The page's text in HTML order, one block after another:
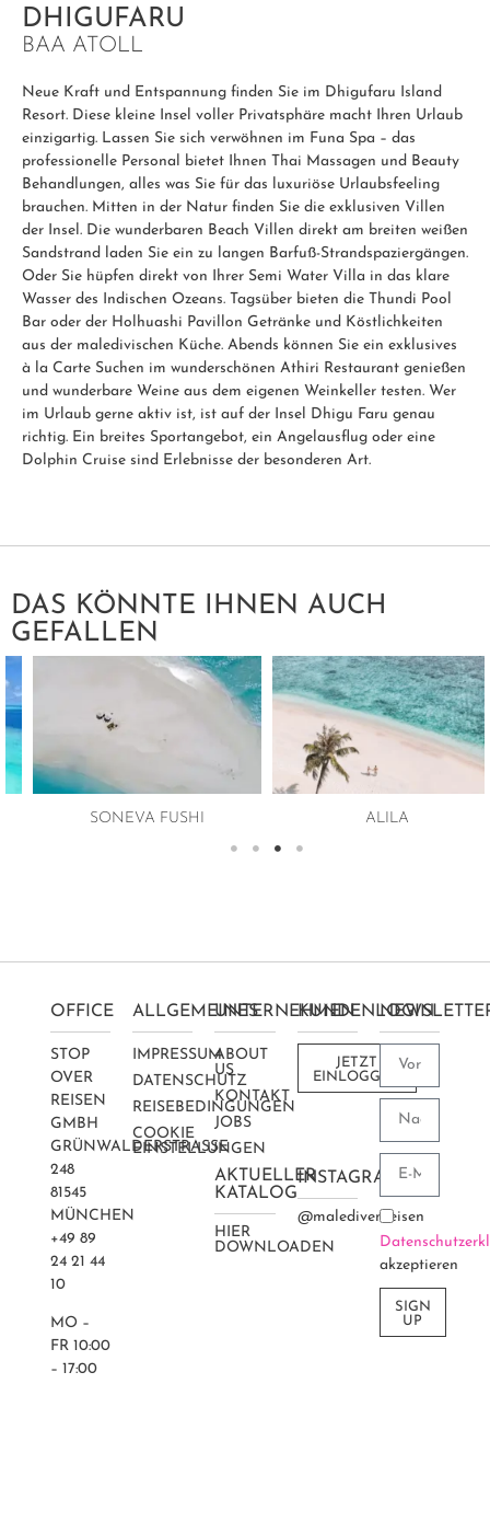
DHIGUFARU
BAA ATOLL
Neue Kraft und Entspannung finden Sie im Dhigufaru Island
Resort. Diese kleine Insel voller Privatsphäre macht Ihren Urlaub
einzigartig. Lassen Sie sich verwöhnen im Funa Spa – das
professionelle Personal bietet Ihnen Thai Massagen und Beauty
Behandlungen, alles was Sie für das luxuriöse Urlaubsfeeling
brauchen. Mitten in der Natur finden Sie die exklusiven Villen
der Insel. Die wunderbaren Beach Villen direkt am breiten weißen
Sandstrand laden Sie ein zu langen Barfuß-Strandspaziergängen.
Oder Sie hüpfen direkt von Ihrer Semi Water Villa in das klare
Wasser des Indischen Ozeans. Tagsüber bieten die Thundi Pool
Bar oder der Holhuashi Pavillon Getränke und Köstlichkeiten
aus der maledivischen Küche. Abends können Sie ein exklusives
à la Carte Suchen im wunderschönen Athiri Restaurant genießen
und wunderbare Weine aus dem eigenen Weinkeller testen. Wer
im Urlaub gerne aktiv ist, ist auf der Insel Dhigu Faru genau
richtig. Ein breites Sportangebot, ein Angelausflug oder eine
Dolphin Cruise sind Erlebnisse der besonderen Art.
DAS KÖNNTE IHNEN AUCH
GEFALLEN
SONEVA FUSHI ALILA
OFFICE
STOP
OVER
REISEN
GMBH
GRÜNWALDERSTRASSE 2
48
81545
MÜNCHEN
+49 89
24 21 44
10
MO –
FR 10:00
– 17:00
ALLGEMEINES
IMPRESSUM
DATENSCHUTZ
REISEBEDINGUNGEN
COOKIE
EINSTELLUNGEN
UNTERNEHMEN
ABOUT
US
KONTAKT
JOBS
AKTUELLER
KATALOG
HIER
DOWNLOADEN
KUNDENLOGIN
JETZT
EINLOGGEN
INSTAGRAM
@maledivenreisen
akzeptieren
SIGN
UP